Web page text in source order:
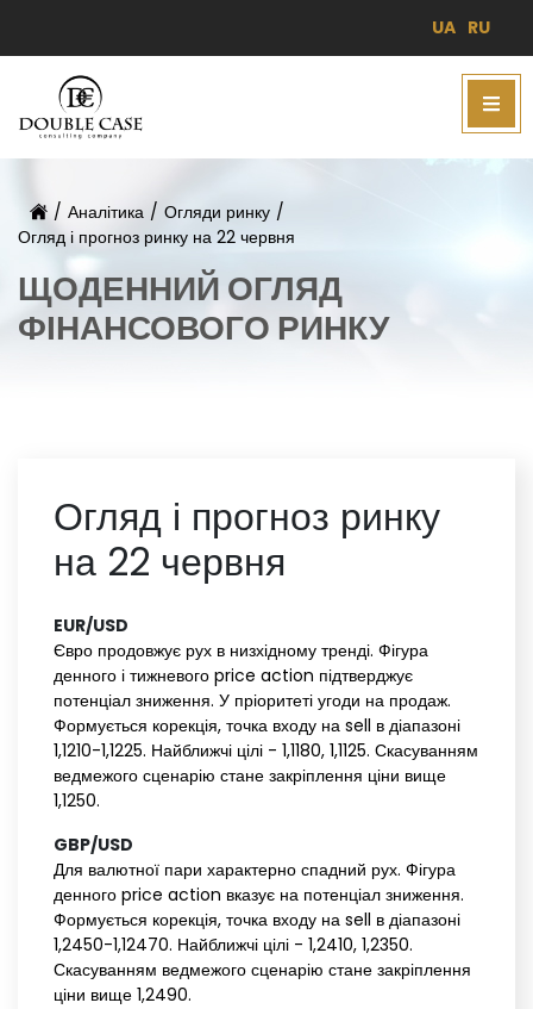
UA RU
/ Аналітика / Огляди ринку /
Огляд і прогноз ринку на 22 червня
ЩОДЕННИЙ ОГЛЯД
ФІНАНСОВОГО РИНКУ
Огляд і прогноз ринку
на 22 червня
EUR/USD‌ ‌
Євро продовжує рух в низхідному тренді. Фігура
денного і тижневого price action підтверджує
потенціал зниження. У пріоритеті угоди на продаж.
Формується корекція, точка входу на sell в діапазоні
1,1210-1,1225. Найближчі цілі - 1,1180, 1,1125. Скасуванням
ведмежого сценарію стане закріплення ціни вище
1,1250.
GBP/USD‌ ‌
Для валютної пари характерно спадний рух. Фігура
денного price action вказує на потенціал зниження.
Формується корекція, точка входу на sell в діапазоні
1,2450-1,12470. Найближчі цілі - 1,2410, 1,2350.
Скасуванням ведмежого сценарію стане закріплення
ціни вище 1,2490.